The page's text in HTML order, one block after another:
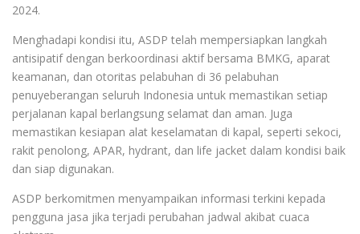
2024.
Menghadapi kondisi itu, ASDP telah mempersiapkan langkah
antisipatif dengan berkoordinasi aktif bersama BMKG, aparat
keamanan, dan otoritas pelabuhan di 36 pelabuhan
penuyeberangan seluruh Indonesia untuk memastikan setiap
perjalanan kapal berlangsung selamat dan aman. Juga
memastikan kesiapan alat keselamatan di kapal, seperti sekoci,
rakit penolong, APAR, hydrant, dan life jacket dalam kondisi baik
dan siap digunakan.
ASDP berkomitmen menyampaikan informasi terkini kepada
pengguna jasa jika terjadi perubahan jadwal akibat cuaca